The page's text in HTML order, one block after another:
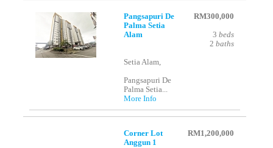
Pangsapuri De
Palma Setia
Alam
Setia Alam,
Pangsapuri De
Palma Setia...
More Info
RM300,000
3 beds
2 baths
Corner Lot
Anggun 1
RM1,200,000